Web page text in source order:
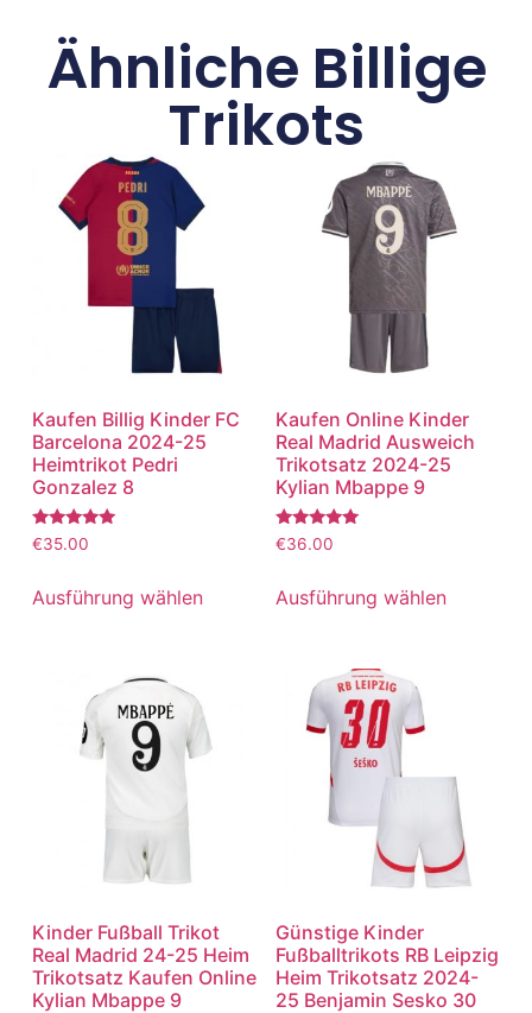
Ähnliche Billige
Trikots
Kaufen Billig Kinder FC
Barcelona 2024-25
Heimtrikot Pedri
Gonzalez 8
Bewertet
mit
von 5
€35.00
Ausführung wählen
Kaufen Online Kinder
Real Madrid Ausweich
Trikotsatz 2024-25
Kylian Mbappe 9
Bewertet
mit
von 5
€36.00
Ausführung wählen
Kinder Fußball Trikot
Real Madrid 24-25 Heim
Trikotsatz Kaufen Online
Kylian Mbappe 9
Günstige Kinder
Fußballtrikots RB Leipzig
Heim Trikotsatz 2024-
25 Benjamin Sesko 30